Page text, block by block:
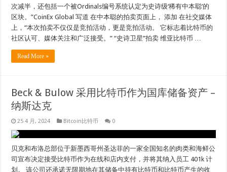
次减半，还包括一个被Ordinals编号系统认定为史诗级‘稀有中本聪’的
区块。”CoinEx Global 写道 在中本聪的拍卖页面上， 添加 在社交媒体
上，“本次拍卖不仅仅是竞拍活动，更是竞拍活动。 它标志着比特币的
社区认可、媒体关注和广泛接受。” “史诗卫星”拍卖 维亚比特币 …
Read More »
Beck & Bulow 采用比特币作为国库储备资产 –
纳斯达克
25 4 月, 2024 Bitcoin比特币 0
贝克和布洛总部位于新墨西哥州圣达菲的一家全国知名的肉类和海鲜公
司宣布决定接受比特币作为在线和店内支付，并将其纳入员工 401k 计
划。 该公司还承诺无限期地在其储备中持有比特币和比特币产生的收